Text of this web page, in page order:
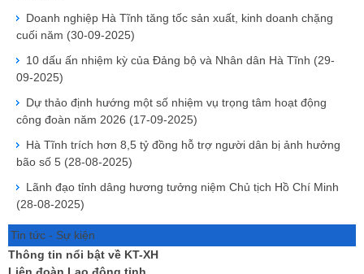
Doanh nghiệp Hà Tĩnh tăng tốc sản xuất, kinh doanh chặng
cuối năm (30-09-2025)
10 dấu ấn nhiệm kỳ của Đảng bộ và Nhân dân Hà Tĩnh (29-
09-2025)
Dự thảo định hướng một số nhiệm vụ trọng tâm hoạt động
công đoàn năm 2026 (17-09-2025)
Hà Tĩnh trích hơn 8,5 tỷ đồng hỗ trợ người dân bị ảnh hưởng
bão số 5 (28-08-2025)
Lãnh đạo tỉnh dâng hương tưởng niệm Chủ tịch Hồ Chí Minh
(28-08-2025)
Tin tức - Sự kiện
Thông tin nổi bật về KT-XH
Liên đoàn Lao động tỉnh